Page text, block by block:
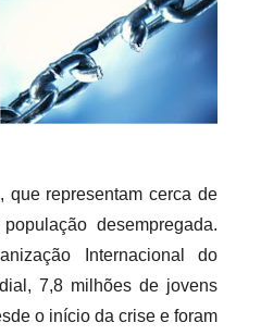
e
c
i
o
que representam cerca de
desempregada.
Internacional do
7,8 milhões de jovens
o início da crise e foram